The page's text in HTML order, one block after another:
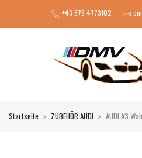
+43 676 4773102
Startseite ZUBEHÖR AUDI AUDI A3